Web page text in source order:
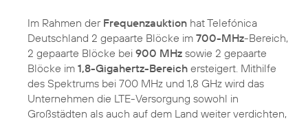
Im Rahmen der Frequenzauktion hat Telefónica
Deutschland 2 gepaarte Blöcke im 700-MHz-Bereich,
2 gepaarte Blöcke bei 900 MHz sowie 2 gepaarte
Blöcke im 1,8-Gigahertz-Bereich ersteigert. Mithilfe
des Spektrums bei 700 MHz und 1,8 GHz wird das
Unternehmen die LTE-Versorgung sowohl in
Großstädten als auch auf dem Land weiter verdichten,